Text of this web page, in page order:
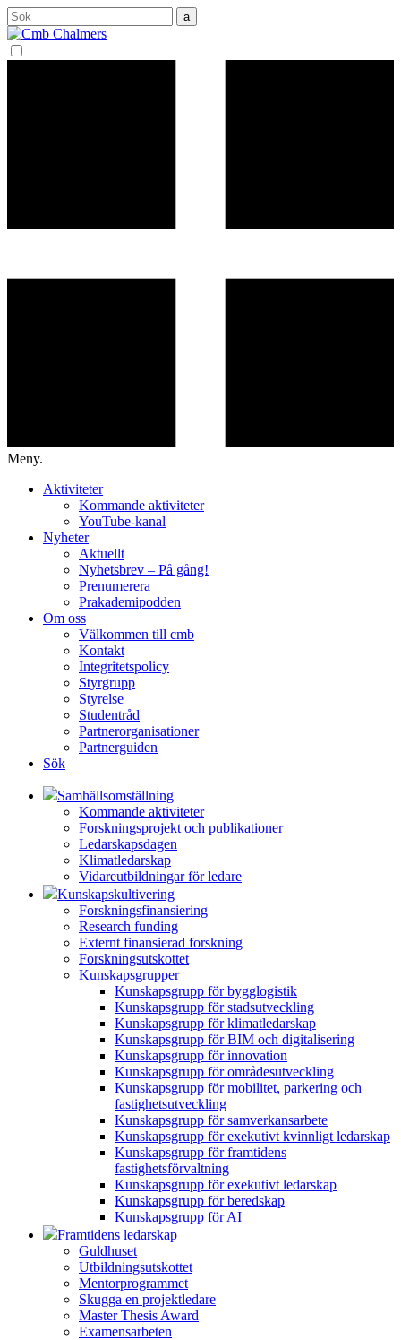
Sök
efter:
Meny.
Aktiviteter
Kommande aktiviteter
YouTube-kanal
Nyheter
Aktuellt
Nyhetsbrev – På gång!
Prenumerera
Prakademipodden
Om oss
Välkommen till cmb
Kontakt
Integritetspolicy
Styrgrupp
Styrelse
Studentråd
Partnerorganisationer
Partnerguiden
Sök
Samhällsomställning
Kommande aktiviteter
Forskningsprojekt och publikationer
Ledarskapsdagen
Klimatledarskap
Vidareutbildningar för ledare
Kunskapskultivering
Forskningsfinansiering
Research funding
Externt finansierad forskning
Forskningsutskottet
Kunskapsgrupper
Kunskapsgrupp för bygglogistik
Kunskapsgrupp för stadsutveckling
Kunskapsgrupp för klimatledarskap
Kunskapsgrupp för BIM och digitalisering
Kunskapsgrupp för innovation
Kunskapsgrupp för områdesutveckling
Kunskapsgrupp för mobilitet, parkering och
fastighetsutveckling
Kunskapsgrupp för samverkansarbete
Kunskapsgrupp för exekutivt kvinnligt ledarskap
Kunskapsgrupp för framtidens
fastighetsförvaltning
Kunskapsgrupp för exekutivt ledarskap
Kunskapsgrupp för beredskap
Kunskapsgrupp för AI
Framtidens ledarskap
Guldhuset
Utbildningsutskottet
Mentorprogrammet
Skugga en projektledare
Master Thesis Award
Examensarbeten